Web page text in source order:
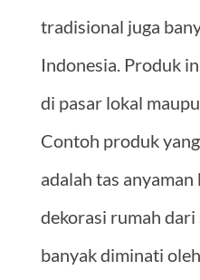
tradisional juga
Indonesia. Produk
di pasar lokal
Contoh produk
adalah tas
dekorasi rumah dari
banyak diminati